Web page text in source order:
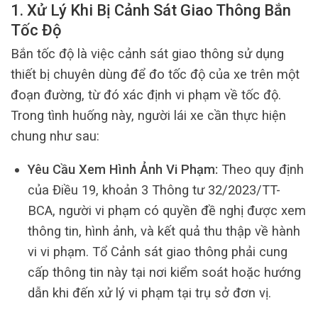
1. Xử Lý Khi Bị Cảnh Sát Giao Thông Bắn
Tốc Độ
Bắn tốc độ là việc cảnh sát giao thông sử dụng
thiết bị chuyên dùng để đo tốc độ của xe trên một
đoạn đường, từ đó xác định vi phạm về tốc độ.
Trong tình huống này, người lái xe cần thực hiện
chung như sau:
Yêu Cầu Xem Hình Ảnh Vi Phạm: Theo quy định
của Điều 19, khoản 3 Thông tư 32/2023/TT-
BCA, người vi phạm có quyền đề nghị được xem
thông tin, hình ảnh, và kết quả thu thập về hành
vi vi phạm. Tổ Cảnh sát giao thông phải cung
cấp thông tin này tại nơi kiểm soát hoặc hướng
dẫn khi đến xử lý vi phạm tại trụ sở đơn vị.